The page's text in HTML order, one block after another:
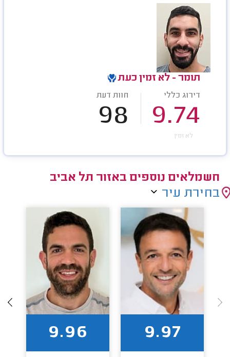
תומר - לא זמין כעת
דירוג כללי
9.74
חוות דעת
98
לא זמין
חשמלאים נוספים באזור תל אביב
בחירת עיר
9.97
9.96